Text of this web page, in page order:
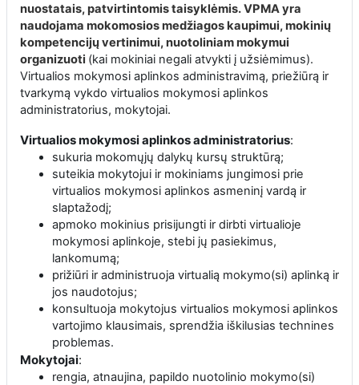
nuostatais, patvirtintomis taisyklėmis. VPMA yra
naudojama mokomosios medžiagos kaupimui, mokinių
kompetencijų vertinimui, nuotoliniam mokymui
organizuoti (kai mokiniai negali atvykti į užsiėmimus).
Virtualios mokymosi aplinkos administravimą, priežiūrą ir
tvarkymą vykdo virtualios mokymosi aplinkos
administratorius, mokytojai.
Virtualios mokymosi aplinkos administratorius:
sukuria mokomųjų dalykų kursų struktūrą;
suteikia mokytojui ir mokiniams jungimosi prie
virtualios mokymosi aplinkos asmeninį vardą ir
slaptažodį;
apmoko mokinius prisijungti ir dirbti virtualioje
mokymosi aplinkoje, stebi jų pasiekimus,
lankomumą;
prižiūri ir administruoja virtualią mokymo(si) aplinką ir
jos naudotojus;
konsultuoja mokytojus virtualios mokymosi aplinkos
vartojimo klausimais, sprendžia iškilusias technines
problemas.
Mokytojai:
rengia, atnaujina, papildo nuotolinio mokymo(si)